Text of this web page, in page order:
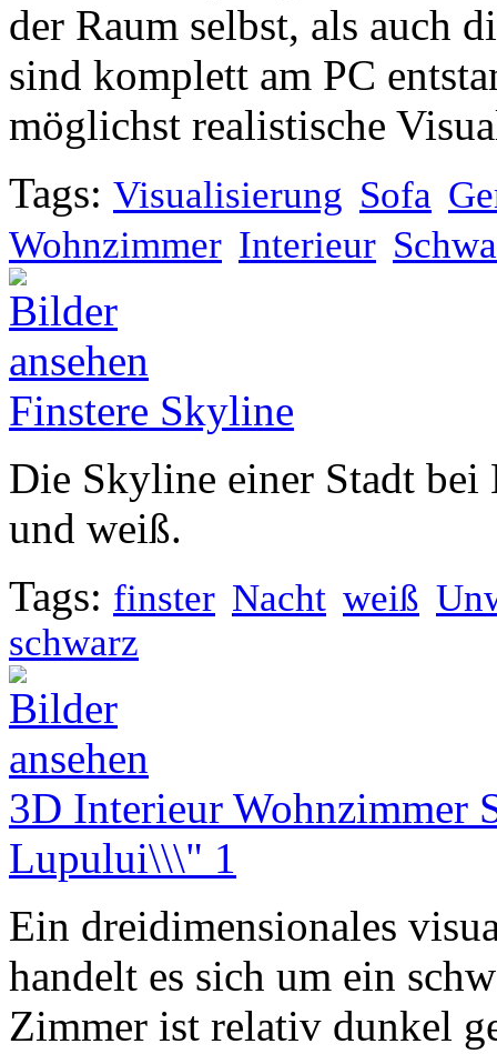
der Raum selbst, als auch
sind komplett am PC
möglichst realistische
Tags: Visualisierung Sofa
Wohnzimmer Interieur
Finstere Skyline
Die Skyline einer Stadt
und weiß.
Tags: finster Nacht weiß
schwarz
3D Interieur Wohnzimmer
Lupului\\\" 1
Ein dreidimensionales
handelt es sich um ein
Zimmer ist relativ dunkel